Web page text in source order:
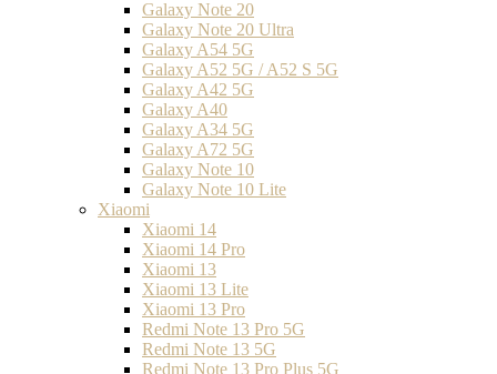
Galaxy Note 20
Galaxy Note 20 Ultra
Galaxy A54 5G
Galaxy A52 5G / A52 S 5G
Galaxy A42 5G
Galaxy A40
Galaxy A34 5G
Galaxy A72 5G
Galaxy Note 10
Galaxy Note 10 Lite
Xiaomi
Xiaomi 14
Xiaomi 14 Pro
Xiaomi 13
Xiaomi 13 Lite
Xiaomi 13 Pro
Redmi Note 13 Pro 5G
Redmi Note 13 5G
Redmi Note 13 Pro Plus 5G